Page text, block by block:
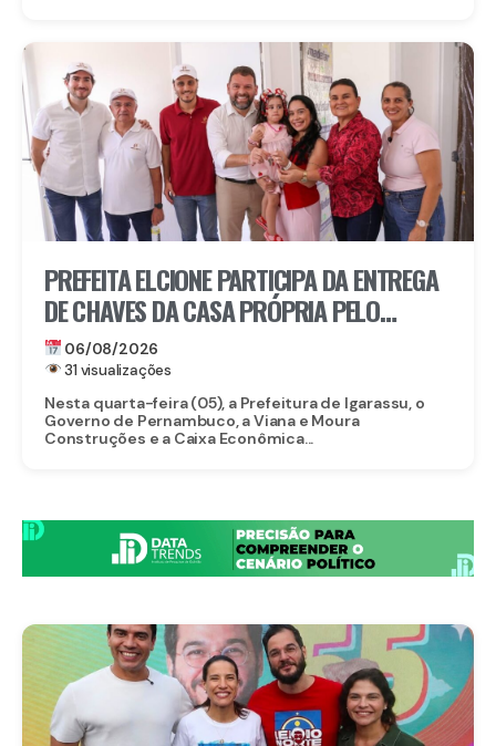
PREFEITA ELCIONE PARTICIPA DA ENTREGA
DE CHAVES DA CASA PRÓPRIA PELO
PROGRAMA MORAR BEM PE
06/08/2026
31 visualizações
Nesta quarta-feira (05), a Prefeitura de Igarassu, o
Governo de Pernambuco, a Viana e Moura
Construções e a Caixa Econômica...